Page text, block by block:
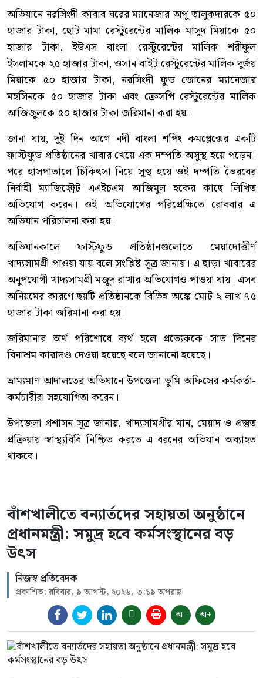
অভিযানে নরসিংদী কাবাব ঘরের ম্যানেজার অপু তালুকদারকে ৫০
হাজার টাকা, ছোট মামা রেস্টুরেন্টের মালিক মাসুদ মিয়াকে ৫০
হাজার টাকা, ইউএস বাংলা রেস্টুরেন্টের মালিক শরীফুল
ইসলামকে ২৫ হাজার টাকা, ওসান বাইট রেস্টুরেন্টের মালিক দুর্জয়
মিয়াকে ৫০ হাজার টাকা, নরসিংদী ফুড জোনের ম্যানেজার
মহসিনকে ৫০ হাজার টাকা এবং ক্রেসপি রেস্টুরেন্টের মালিক
আজিজুলকে ৫০ হাজার টাকা জরিমানা করা হয়।
জানা যায়, দুই দিন আগে নদী বাংলা শপিং কমপ্লেক্সের একটি
ফাস্টফুড প্রতিষ্ঠানের খাবার খেয়ে এক দম্পতি অসুস্থ হয়ে পড়েন।
পরে হাসপাতালে চিকিৎসা নিয়ে সুস্থ হয়ে ওই দম্পতি ভৈরবের
নির্বাহী ম্যাজিস্ট্রেট এএইচএম আজিমুল হকের কাছে লিখিত
অভিযোগ করেন। ওই অভিযোগের পরিপ্রেক্ষিতে রোববার এ
অভিযান পরিচালনা করা হয়।
অভিযানকালে ফাস্টফুড প্রতিষ্ঠানগুলোতে মেয়াদোত্তীর্ণ
খাদ্যসামগ্রী পাওয়া যায় বলে সংশ্লিষ্ট সূত্র জানায়। এ ছাড়া খাবারের
অনুপযোগী খাদ্যসামগ্রী মজুদ রাখার অভিযোগও পাওয়া যায়। এসব
অনিয়মের কারণে ছয়টি প্রতিষ্ঠানকে বিভিন্ন অঙ্কে মোট ২ লাখ ৭৫
হাজার টাকা জরিমানা করা হয়।
জরিমানার অর্থ পরিশোধে ব্যর্থ হলে প্রত্যেককে সাত দিনের
বিনাশ্রম কারাদণ্ড দেওয়া হয়েছে বলে জানানো হয়েছে।
ভ্রাম্যমাণ আদালতের অভিযানে উপজেলা ভূমি অফিসের কর্মকর্তা-
কর্মচারীরা সহযোগিতা করেন।
উপজেলা প্রশাসন সূত্র জানায়, খাদ্যসামগ্রীর মান, মেয়াদ ও প্রস্তুত
প্রক্রিয়ায় স্বাস্থ্যবিধি নিশ্চিত করতে এ ধরনের অভিযান অব্যাহত
থাকবে।
বাঁশখালীতে বন্যার্তদের সহায়তা অনুষ্ঠানে
প্রধানমন্ত্রী: সমুদ্র হবে কর্মসংস্থানের বড়
উৎস
নিজস্ব প্রতিবেদক
প্রকাশিত: রবিবার, ৯ আগস্ট, ২০২৬, ৩:১৯ অপরাহ্ণ
অ- অ+